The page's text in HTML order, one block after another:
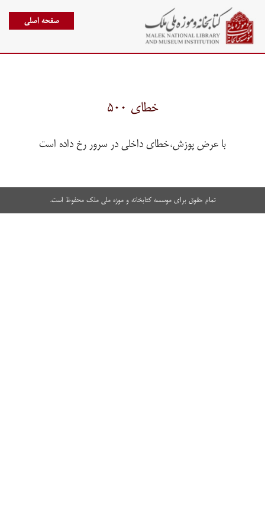
صفحه اصلی
خطای ۵۰۰
با عرض پوزش،خطای داخلی در سرور رخ داده است
تمام حقوق برای موسسه کتابخانه و موزه ملی ملک محفوظ است.